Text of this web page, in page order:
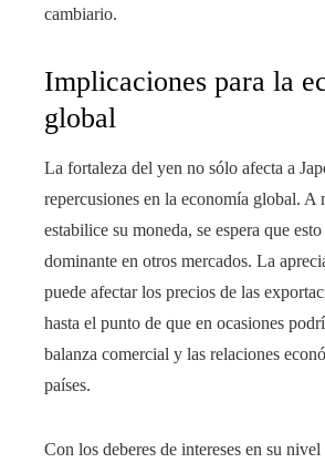
cambiario.
Implicaciones para la
global
La fortaleza del yen no sólo afecta a
repercusiones en la economía global. A
estabilice su moneda, se espera que
dominante en otros mercados. La
puede afectar los precios de las
hasta el punto de que en ocasiones
balanza comercial y las relaciones
países.
Con los deberes de intereses en su